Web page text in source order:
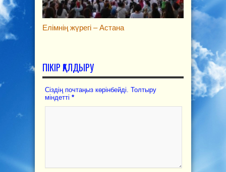
Елімнің жүрегі – Астана
ПІКІР ҚАЛДЫРУ
Сіздің почтаңыз көрінбейді. Толтыру
міндетті *